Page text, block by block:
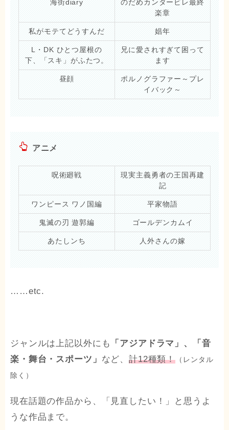
海街diary
のだめカンタービレ最終
楽章
私がモテてどうすんだ 娼年
L・DK ひとつ屋根の
下、「スキ」がふたつ。
兄に愛されすぎて困って
ます
昼顔
ポルノグラファー～プレ
イバック～
アニメ
呪術廻戦
現実主義勇者の王国再建
記
ワンピース ワノ国編 平家物語
鬼滅の刃 遊郭編 ゴールデンカムイ
あたしンち 人外さんの嫁
……etc.
ジャンルは上記以外にも
「アジアドラマ」、「音
楽・舞台・スポーツ」 など、計12種類！ （レンタル
除く）
現在話題の作品から、「見直したい！」と思うよ
うな作品まで。